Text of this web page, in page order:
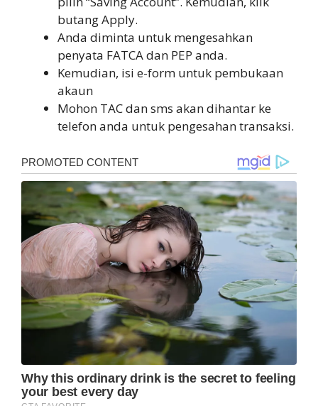
butang Apply.
Anda diminta untuk mengesahkan
penyata FATCA dan PEP anda.
Kemudian, isi e-form untuk pembukaan
akaun
Mohon TAC dan sms akan dihantar ke
telefon anda untuk pengesahan transaksi.